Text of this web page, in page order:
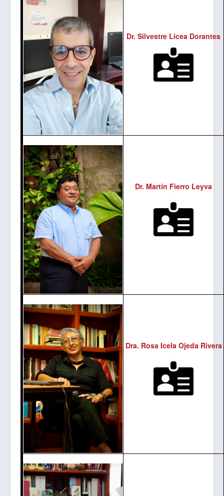
Dr. Silvestre Licea Dorantes
Dr. Martín Fierro Leyva
Dra. Rosa Icela Ojeda Rivera